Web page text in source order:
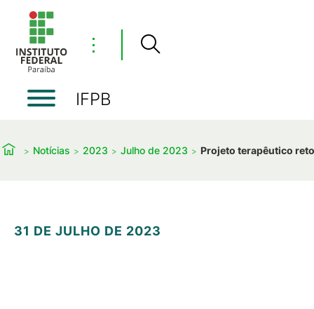
⋮
IFPB
Notícias 2023 Julho de 2023 Projeto terapêutico
31 DE JULHO DE 2023